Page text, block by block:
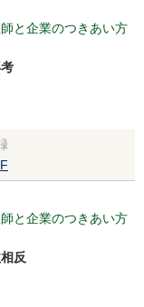
と企業のつきあい方
と企業のつきあい方
反